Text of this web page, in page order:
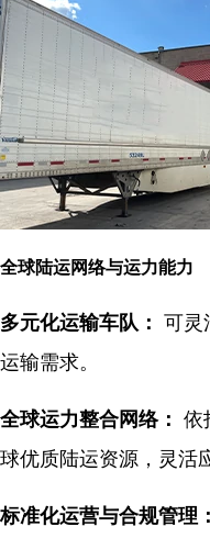
全球陆运网络与运力能力
多元化运输车队： 可灵
运输需求。
全球运力整合网络： 依
球优质陆运资源，灵活
标准化运营与合规管理：